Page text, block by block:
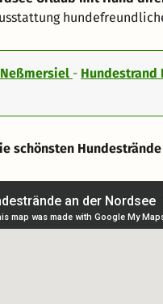
- Hundestrand
schönsten